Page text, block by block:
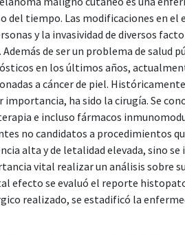
del tiempo. Las modificaciones en el
y la invasividad de diversos
Además de ser un problema de salud
en los últimos años,
a cáncer de piel.
importancia, ha sido la cirugía. Se
e incluso fármacos
no candidatos a procedimientos
alta y de letalidad elevada, sino
vital realizar un análisis sobre
efecto se evaluó el reporte
realizado, se estadificó la